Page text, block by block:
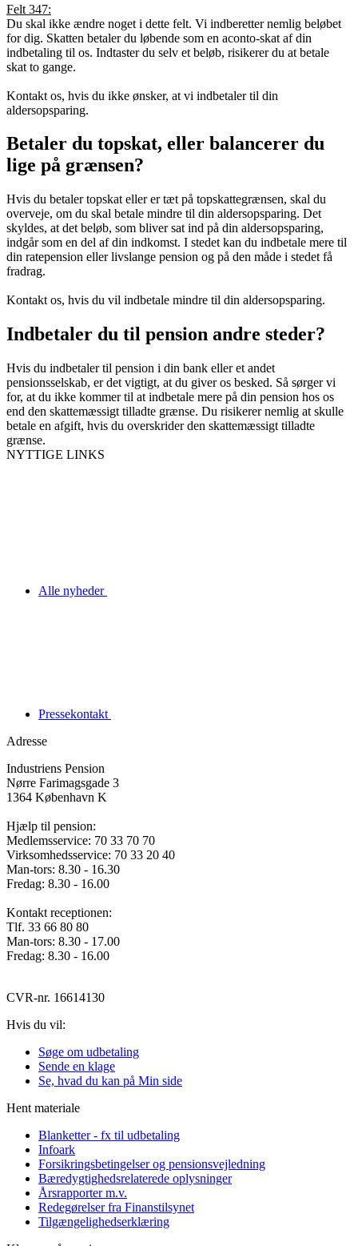
Felt 347:
Du skal ikke ændre noget i dette felt. Vi indberetter nemlig beløbet
for dig. Skatten betaler du løbende som en aconto-skat af din
indbetaling til os. Indtaster du selv et beløb, risikerer du at betale
skat to gange.
Kontakt os, hvis du ikke ønsker, at vi indbetaler til din
aldersopsparing.
Betaler du topskat, eller balancerer du
lige på grænsen?
Hvis du betaler topskat eller er tæt på topskattegrænsen, skal du
overveje, om du skal betale mindre til din aldersopsparing. Det
skyldes, at det beløb, som bliver sat ind på din aldersopsparing,
indgår som en del af din indkomst. I stedet kan du indbetale mere til
din ratepension eller livslange pension og på den måde i stedet få
fradrag.
Kontakt os, hvis du vil indbetale mindre til din aldersopsparing.
Indbetaler du til pension andre steder?
Hvis du indbetaler til pension i din bank eller et andet
pensionsselskab, er det vigtigt, at du giver os besked. Så sørger vi
for, at du ikke kommer til at indbetale mere på din pension hos os
end den skattemæssigt tilladte grænse. Du risikerer nemlig at skulle
betale en afgift, hvis du overskrider den skattemæssigt tilladte
grænse.
NYTTIGE LINKS
Alle nyheder
Pressekontakt
Adresse
Industriens Pension
Nørre Farimagsgade 3
1364 København K
Hjælp til pension:
Medlemsservice: 70 33 70 70
Virksomhedsservice: 70 33 20 40
Man-tors: 8.30 - 16.30
Fredag: 8.30 - 16.00
Kontakt receptionen:
Tlf. 33 66 80 80
Man-tors: 8.30 - 17.00
Fredag: 8.30 - 16.00
CVR-nr. 16614130
Hvis du vil:
Søge om udbetaling
Sende en klage
Se, hvad du kan på Min side
Hent materiale
Blanketter - fx til udbetaling
Infoark
Forsikringsbetingelser og pensionsvejledning
Bæredygtighedsrelaterede oplysninger
Årsrapporter m.v.
Redegørelser fra Finanstilsynet
Tilgængelighedserklæring